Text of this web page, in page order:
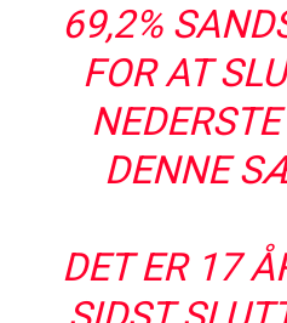
69,2%
FOR AT
DENNE
DET ER 17